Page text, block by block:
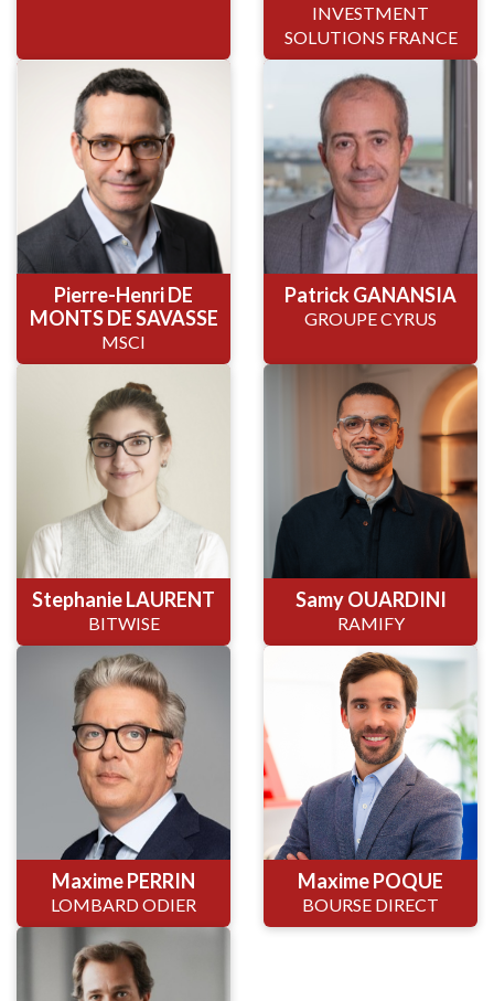
INVESTMENT
SOLUTIONS FRANCE
Pierre-Henri DE
MONTS DE SAVASSE
MSCI
Patrick GANANSIA
GROUPE CYRUS
Stephanie LAURENT
BITWISE
Samy OUARDINI
RAMIFY
Maxime PERRIN
LOMBARD ODIER
Maxime POQUE
BOURSE DIRECT